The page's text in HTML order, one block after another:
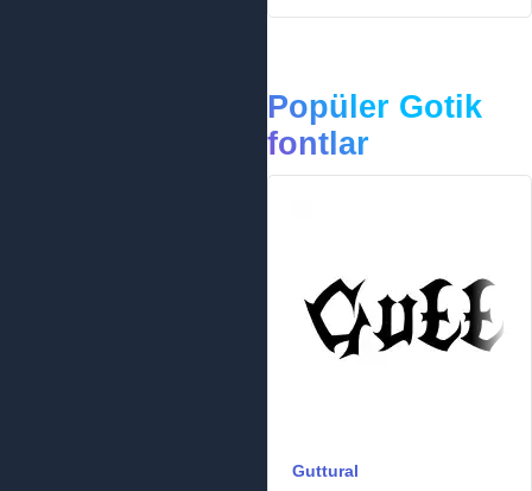
Popüler Gotik
fontlar
Guttural